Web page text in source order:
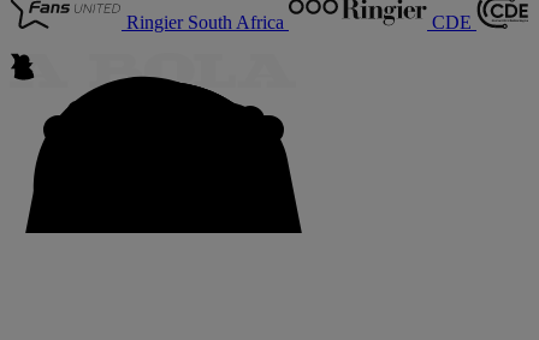
Ringier South Africa CDE